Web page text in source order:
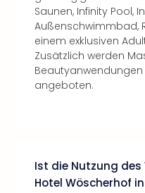
Saunen, Infinity Pool,
Außenschwimmbad,
einem exklusiven
Zusätzlich werden
angeboten.
Ist die Nutzung des
Hotel Wöscherhof